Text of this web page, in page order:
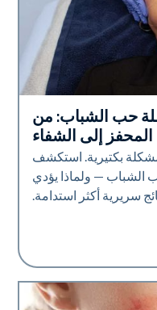
حب الشباب: من
المحفز إلى الشفاء
بكتيرية. استكشف
الشباب — ولماذا يؤدي
سريرية أكثر استدامة.